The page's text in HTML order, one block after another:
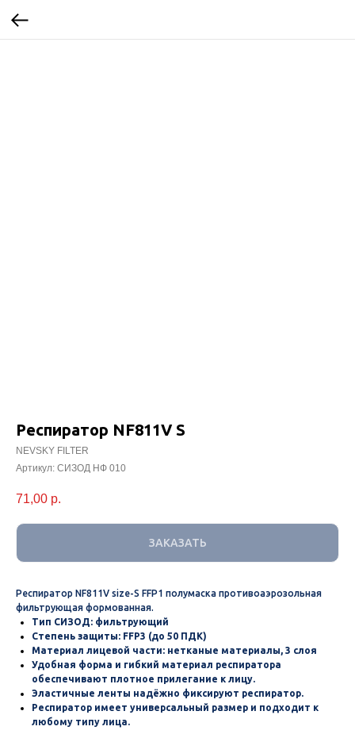
Респиратор NF811V S
NEVSKY FILTER
Артикул: СИЗОД НФ 010
71,00 р.
ЗАКАЗАТЬ
Респиратор NF811V size-S FFP1 полумаска противоаэрозольная
фильтрующая формованная.
Тип СИЗОД: фильтрующий
Степень защиты: FFP3 (до 50 ПДК)
Материал лицевой части: нетканые материалы, 3 слоя
Удобная форма и гибкий материал респиратора
обеспечивают плотное прилегание к лицу.
Эластичные ленты надёжно фиксируют респиратор.
Респиратор имеет универсальный размер и подходит к
любому типу лица.